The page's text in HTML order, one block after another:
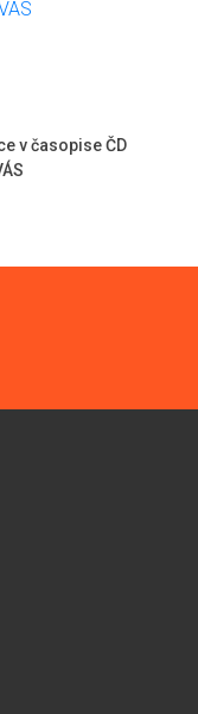
v časopise ČD